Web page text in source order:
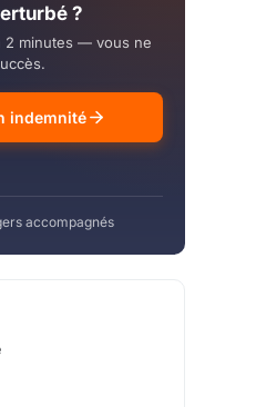
?
2 minutes — vous ne
indemnité
accompagnés